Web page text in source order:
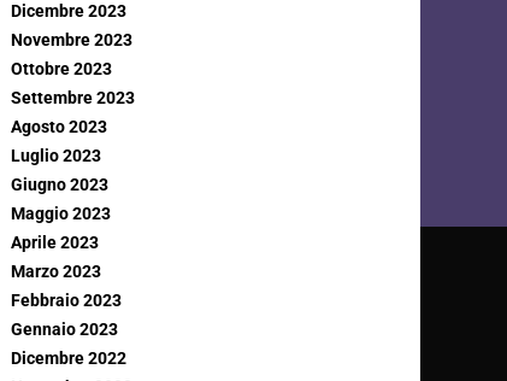
Dicembre 2023
Novembre 2023
Ottobre 2023
Settembre 2023
Agosto 2023
Luglio 2023
Giugno 2023
Maggio 2023
Aprile 2023
Marzo 2023
Febbraio 2023
Gennaio 2023
Dicembre 2022